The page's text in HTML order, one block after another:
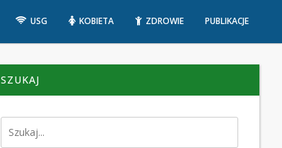
USG KOBIETA ZDROWIE PUBLIKACJE
SZUKAJ